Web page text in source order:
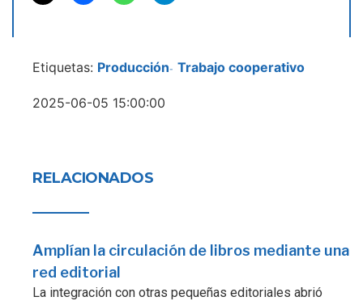
Etiquetas: Producción- Trabajo cooperativo
2025-06-05 15:00:00
RELACIONADOS
Amplían la circulación de libros mediante una
red editorial
La integración con otras pequeñas editoriales abrió